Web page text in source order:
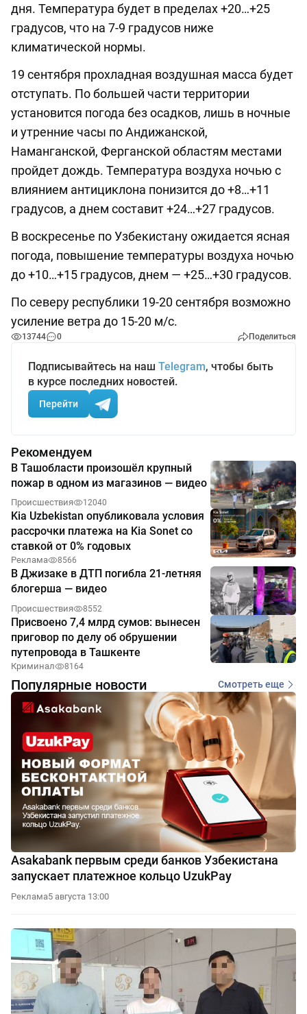
дня. Температура будет в пределах +20…+25
градусов, что на 7-9 градусов ниже
климатической нормы.
19 сентября прохладная воздушная масса будет
отступать. По большей части территории
установится погода без осадков, лишь в ночные
и утренние часы по Андижанской,
Наманганской, Ферганской областям местами
пройдет дождь. Температура воздуха ночью с
влиянием антициклона понизится до +8…+11
градусов, а днем составит +24…+27 градусов.
В воскресенье по Узбекистану ожидается ясная
погода, повышение температуры воздуха ночью
до +10…+15 градусов, днем — +25…+30 градусов.
По северу республики 19-20 сентября возможно
усиление ветра до 15-20 м/с.
13744 0 Поделиться
Подписывайтесь на наш Telegram, чтобы быть
в курсе последних новостей.
Перейти
Рекомендуем
В Ташобласти произошёл крупный
пожар в одном из магазинов — видео
Происшествия 12040
Kia Uzbekistan опубликовала условия
рассрочки платежа на Kia Sonet со
ставкой от 0% годовых
Реклама 8566
В Джизаке в ДТП погибла 21-летняя
блогерша — видео
Происшествия 8552
Присвоено 7,4 млрд сумов: вынесен
приговор по делу об обрушении
путепровода в Ташкенте
Криминал 8164
Популярные новости Смотреть еще
Asakabank первым среди банков Узбекистана
запускает платежное кольцо UzukPay
Реклама5 августа 13:00